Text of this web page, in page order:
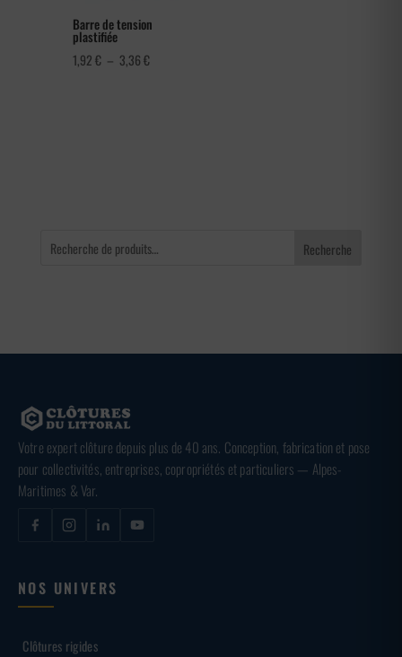
Barre de tension
plastifiée
1,92€ – 3,36€Plage
Recherche
Votre expert clôture depuis plus de 40 ans. Conception, fabrication et pose
pour collectivités, entreprises, copropriétés et particuliers — Alpes-
Maritimes & Var.
NOS UNIVERS
Clôtures rigides